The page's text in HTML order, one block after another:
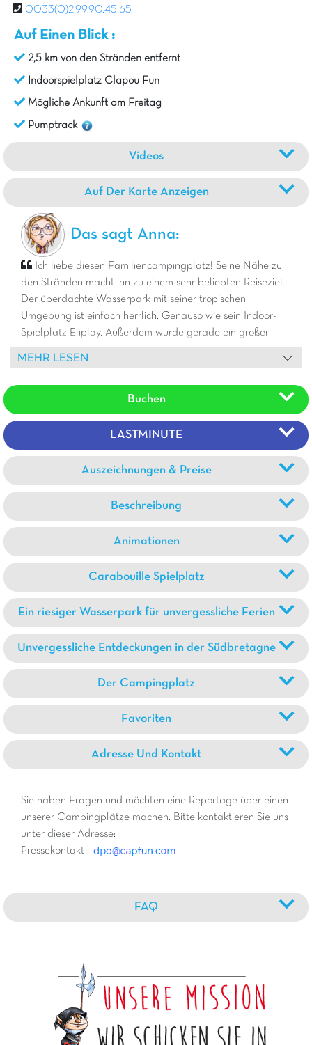
0033(0)2.99.90.45.65
Auf Einen Blick :
2,5 km von den Stränden entfernt
Indoorspielplatz Clapou Fun
Mögliche Ankunft am Freitag
Pumptrack
Videos
Auf Der Karte Anzeigen
Das sagt Anna:
Ich liebe diesen Familiencampingplatz! Seine Nähe zu
den Stränden macht ihn zu einem sehr beliebten Reiseziel.
Der überdachte Wasserpark mit seiner tropischen
Umgebung ist einfach herrlich. Genauso wie sein Indoor-
Spielplatz Eliplay. Außerdem wurde gerade ein großer
Pumptrack eingeweiht!
MEHR LESEN
Buchen
LASTMINUTE
Auszeichnungen & Preise
Beschreibung
Animationen
Carabouille Spielplatz
Ein riesiger Wasserpark für unvergessliche Ferien
Unvergessliche Entdeckungen in der Südbretagne
Der Campingplatz
Favoriten
Adresse Und Kontakt
Sie haben Fragen und möchten eine Reportage über einen
unserer Campingplätze machen. Bitte kontaktieren Sie uns
unter dieser Adresse:
Pressekontakt :
FAQ